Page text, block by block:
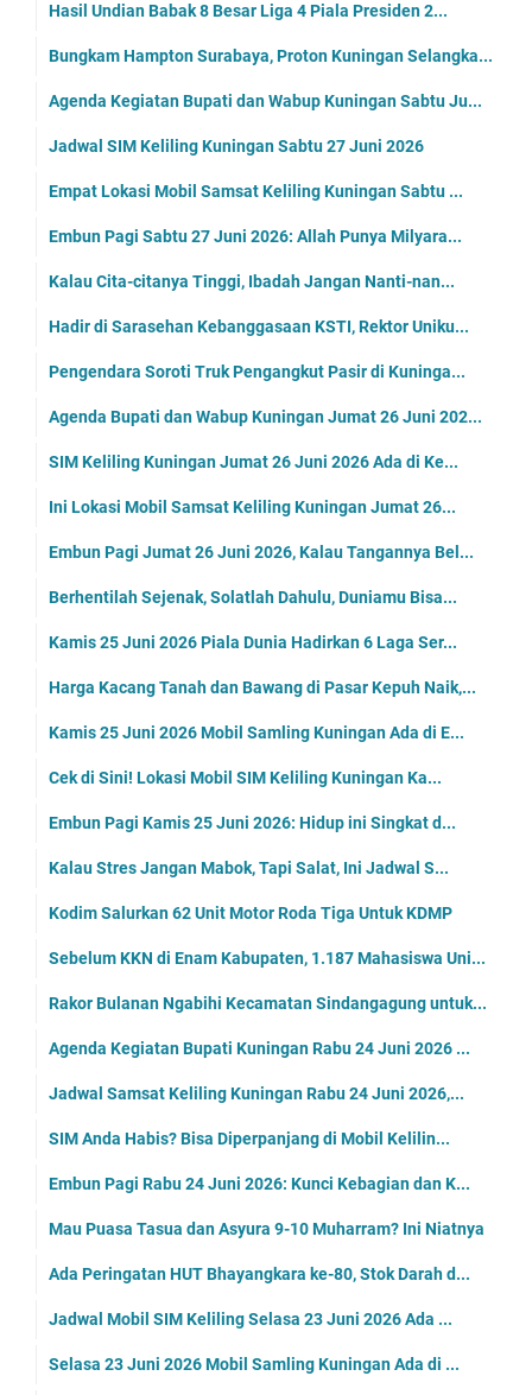
Hasil Undian Babak 8 Besar Liga 4 Piala Presiden 2...
Bungkam Hampton Surabaya, Proton Kuningan Selangka...
Agenda Kegiatan Bupati dan Wabup Kuningan Sabtu Ju...
Jadwal SIM Keliling Kuningan Sabtu 27 Juni 2026
Empat Lokasi Mobil Samsat Keliling Kuningan Sabtu ...
Embun Pagi Sabtu 27 Juni 2026: Allah Punya Milyara...
Kalau Cita-citanya Tinggi, Ibadah Jangan Nanti-nan...
Hadir di Sarasehan Kebanggasaan KSTI, Rektor Uniku...
Pengendara Soroti Truk Pengangkut Pasir di Kuninga...
Agenda Bupati dan Wabup Kuningan Jumat 26 Juni 202...
SIM Keliling Kuningan Jumat 26 Juni 2026 Ada di Ke...
Ini Lokasi Mobil Samsat Keliling Kuningan Jumat 26...
Embun Pagi Jumat 26 Juni 2026, Kalau Tangannya Bel...
Berhentilah Sejenak, Solatlah Dahulu, Duniamu Bisa...
Kamis 25 Juni 2026 Piala Dunia Hadirkan 6 Laga Ser...
Harga Kacang Tanah dan Bawang di Pasar Kepuh Naik,...
Kamis 25 Juni 2026 Mobil Samling Kuningan Ada di E...
Cek di Sini! Lokasi Mobil SIM Keliling Kuningan Ka...
Embun Pagi Kamis 25 Juni 2026: Hidup ini Singkat d...
Kalau Stres Jangan Mabok, Tapi Salat, Ini Jadwal S...
Kodim Salurkan 62 Unit Motor Roda Tiga Untuk KDMP
Sebelum KKN di Enam Kabupaten, 1.187 Mahasiswa Uni...
Rakor Bulanan Ngabihi Kecamatan Sindangagung untuk...
Agenda Kegiatan Bupati Kuningan Rabu 24 Juni 2026 ...
Jadwal Samsat Keliling Kuningan Rabu 24 Juni 2026,...
SIM Anda Habis? Bisa Diperpanjang di Mobil Kelilin...
Embun Pagi Rabu 24 Juni 2026: Kunci Kebagian dan K...
Mau Puasa Tasua dan Asyura 9-10 Muharram? Ini Niatnya
Ada Peringatan HUT Bhayangkara ke-80, Stok Darah d...
Jadwal Mobil SIM Keliling Selasa 23 Juni 2026 Ada ...
Selasa 23 Juni 2026 Mobil Samling Kuningan Ada di ...